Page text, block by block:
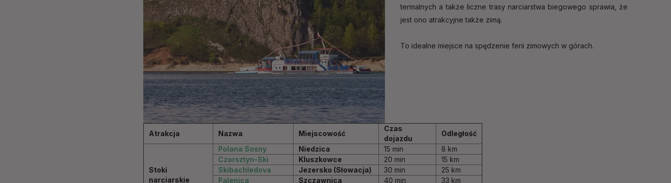
termalnych a także liczne trasy narciarstwa biegowego sprawia, że
jest ono atrakcyjne także zimą.
To idealne miejsce na spędzenie ferii zimowych w górach.
Atrakcja Nazwa Miejscowość
Czas
dojazdu
Odległość
Stoki
narciarskie
Polana Sosny Niedzica 15 min
8 km
Czorsztyn-Ski
Kluszkowce 20 min
15 km
Skibachledova
Jezersko (Słowacja) 30 min
25 km
Palenica
Szczawnica 40 min
33 km